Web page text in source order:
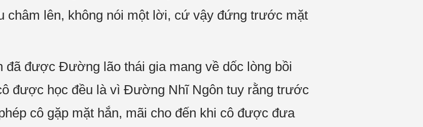
châm lên, không nói một lời, cứ vậy đứng trước mặt
đã được Đường lão thái gia mang về dốc lòng bồi
được học đều là vì Đường Nhĩ Ngôn tuy rằng trước
cô gặp mặt hắn, mãi cho đến khi cô được đưa